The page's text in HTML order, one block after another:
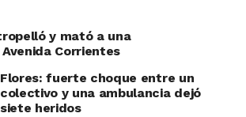
y mató a una
Corrientes
Flores: fuerte choque entre un
colectivo y una ambulancia dejó
siete heridos